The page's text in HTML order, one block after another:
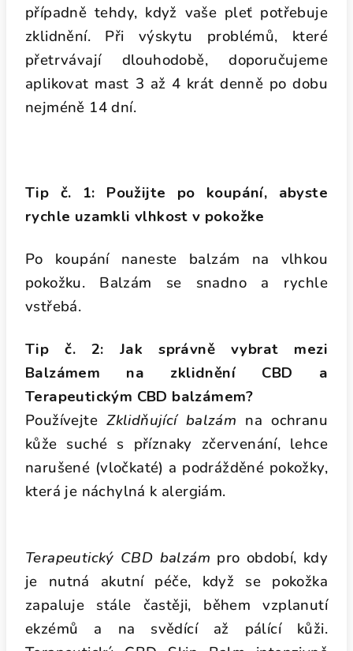
případně tehdy, když vaše pleť potřebuje
zklidnění. Při výskytu problémů, které
přetrvávají dlouhodobě, doporučujeme
aplikovat mast 3 až 4 krát denně po dobu
nejméně 14 dní.
Tip č. 1:
Použijte po koupání, abyste
rychle uzamkli vlhkost v pokožke
Po koupání naneste balzám na vlhkou
pokožku. Balzám se snadno a rychle
vstřebá.
Tip č. 2: Jak správně vybrat mezi
Balzámem na zklidnění CBD a
Terapeutickým CBD balzámem?
PoužívejteZklidňující balzám na ochranu
kůže suché s příznaky zčervenání, lehce
narušené (vločkaté) a podrážděné pokožky,
která je náchylná k alergiám.
Terapeutický CBD balzám pro období, kdy
je nutná akutní péče, když se pokožka
zapaluje stále častěji, během vzplanutí
ekzémů a na svědící až pálící kůži.